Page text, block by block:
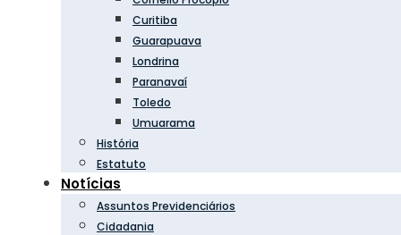
Curitiba
Guarapuava
Londrina
Paranavaí
Toledo
Umuarama
História
Estatuto
Notícias
Assuntos Previdenciários
Cidadania